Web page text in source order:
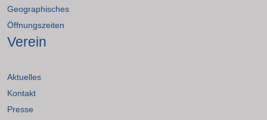
Geographisches
Öffnungszeiten
Verein
Aktuelles
Kontakt
Presse